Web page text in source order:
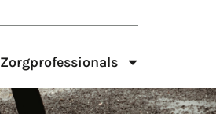
Zorgprofessionals